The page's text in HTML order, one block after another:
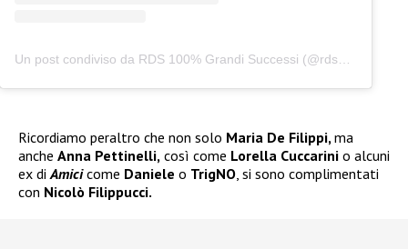
Un post condiviso da RDS 100% Grandi Successi (@rds_official)
Ricordiamo peraltro che non solo Maria De Filippi,ma
anche Anna Pettinelli, così come Lorella Cuccarini o alcuni
ex diAmicicome Daniele o TrigNO, si sono complimentati
con Nicolò Filippucci.